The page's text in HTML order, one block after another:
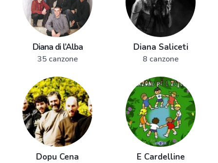
Diana di l’Alba
35 canzone
Diana Saliceti
8 canzone
Dopu Cena E Cardelline